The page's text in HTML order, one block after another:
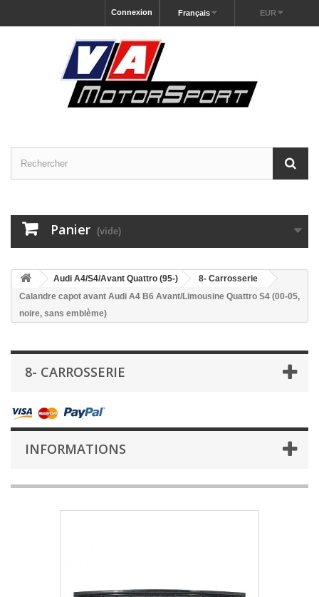
EUR
Français
Connexion
Panier (vide)
Audi A4/S4/Avant Quattro (95-)
8- Carrosserie
Calandre capot avant Audi A4 B6 Avant/Limousine Quattro S4 (00-05,
noire, sans emblème)
8- CARROSSERIE
INFORMATIONS